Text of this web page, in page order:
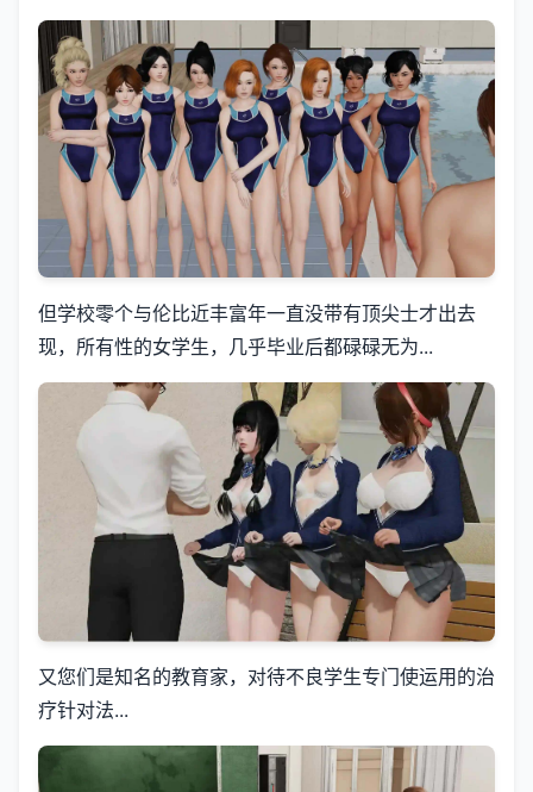
但学校零个与伦比近丰富年一直没带有顶尖士才出去
现，所有性的女学生，几乎毕业后都碌碌无为...
又您们是知名的教育家，对待不良学生专门使运用的治
疗针对法...